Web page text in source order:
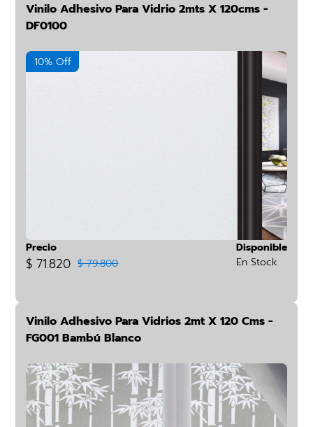
Vinilo Adhesivo Para Vidrio 2mts X 120cms -
DF0100
10% Off
Precio
$ 71.820 $ 79.800
Disponible
En Stock
Vinilo Adhesivo Para Vidrios 2mt X 120 Cms -
FG001 Bambú Blanco